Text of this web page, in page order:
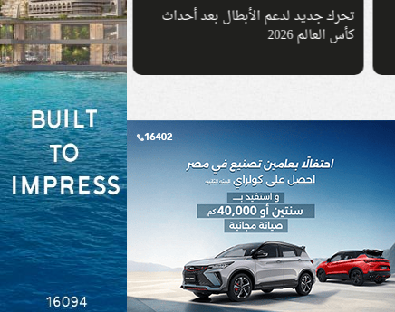
تحرك جديد لدعم الأبطال بعد أحداث
كأس العالم 2026
تحرك جديد يرسم
المستقبل في مصر